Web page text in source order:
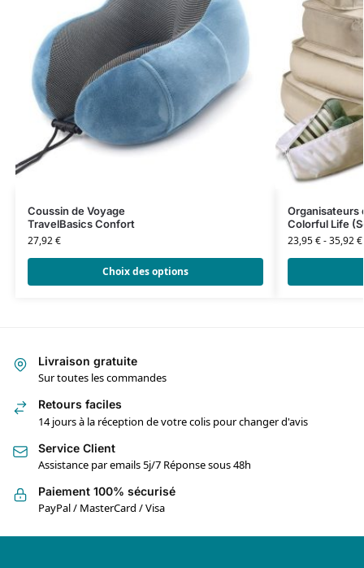
Coussin de Voyage
TravelBasics Confort
27,92€
Choix des options
Organisateurs
Colorful Life
23,95€-35,92€
Livraison gratuite
Sur toutes les commandes
Retours faciles
14 jours à la réception de votre colis pour changer d'avis
Service Client
Assistance par emails 5j/7 Réponse sous 48h
Paiement 100% sécurisé
PayPal / MasterCard / Visa